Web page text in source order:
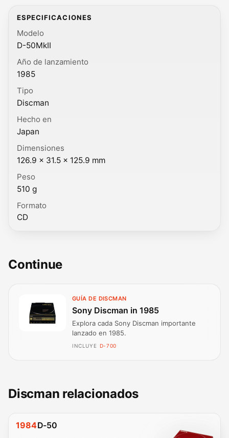
ESPECIFICACIONES
Modelo
D-50MkII
Año de lanzamiento
1985
Tipo
Discman
Hecho en
Japan
Dimensiones
126.9 × 31.5 × 125.9 mm
Peso
510 g
Formato
CD
Continue
GUÍA DE DISCMAN
Sony Discman in 1985
Explora cada Sony Discman importante
lanzado en 1985.
INCLUYE D-700
Discman relacionados
1984D-50